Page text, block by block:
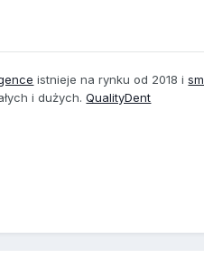
istnieje na rynku od 2018 i
i dużych.QualityDent